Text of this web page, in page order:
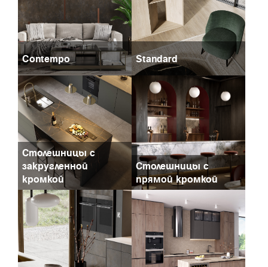
Contempo Standard
Столешницы с
закругленной
кромкой
Столешницы с
прямой кромкой